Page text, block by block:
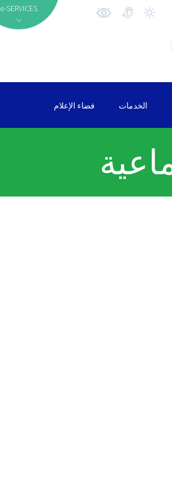
e-SERVICES
الخدمات فضاء الإعلام